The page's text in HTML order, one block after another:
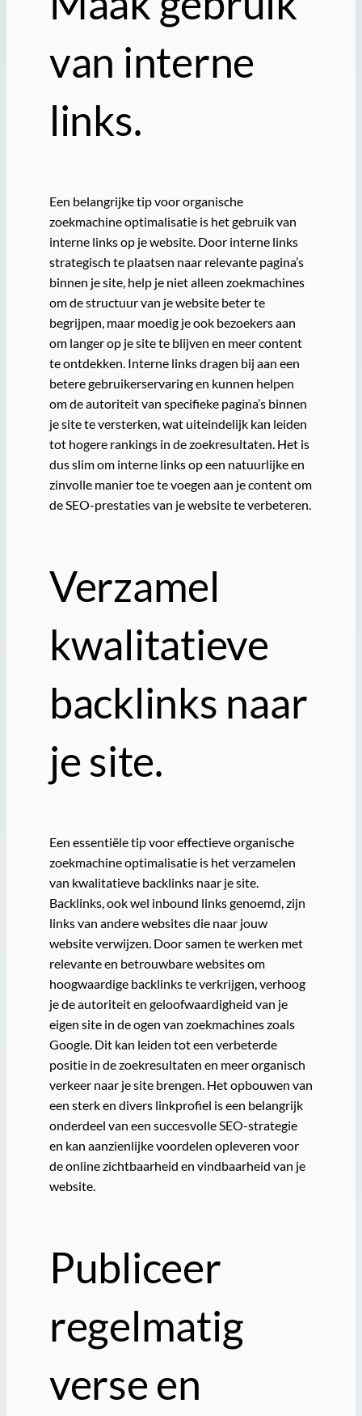
van interne
links.
Een belangrijke tip voor organische
zoekmachine optimalisatie is het gebruik van
interne links op je website. Door interne links
strategisch te plaatsen naar relevante pagina’s
binnen je site, help je niet alleen zoekmachines
om de structuur van je website beter te
begrijpen, maar moedig je ook bezoekers aan
om langer op je site te blijven en meer content
te ontdekken. Interne links dragen bij aan een
betere gebruikerservaring en kunnen helpen
om de autoriteit van specifieke pagina’s binnen
je site te versterken, wat uiteindelijk kan leiden
tot hogere rankings in de zoekresultaten. Het is
dus slim om interne links op een natuurlijke en
zinvolle manier toe te voegen aan je content om
de SEO-prestaties van je website te verbeteren.
Verzamel
kwalitatieve
backlinks naar
je site.
Een essentiële tip voor effectieve organische
zoekmachine optimalisatie is het verzamelen
van kwalitatieve backlinks naar je site.
Backlinks, ook wel inbound links genoemd, zijn
links van andere websites die naar jouw
website verwijzen. Door samen te werken met
relevante en betrouwbare websites om
hoogwaardige backlinks te verkrijgen, verhoog
je de autoriteit en geloofwaardigheid van je
eigen site in de ogen van zoekmachines zoals
Google. Dit kan leiden tot een verbeterde
positie in de zoekresultaten en meer organisch
verkeer naar je site brengen. Het opbouwen van
een sterk en divers linkprofiel is een belangrijk
onderdeel van een succesvolle SEO-strategie
en kan aanzienlijke voordelen opleveren voor
de online zichtbaarheid en vindbaarheid van je
website.
Publiceer
regelmatig
verse en